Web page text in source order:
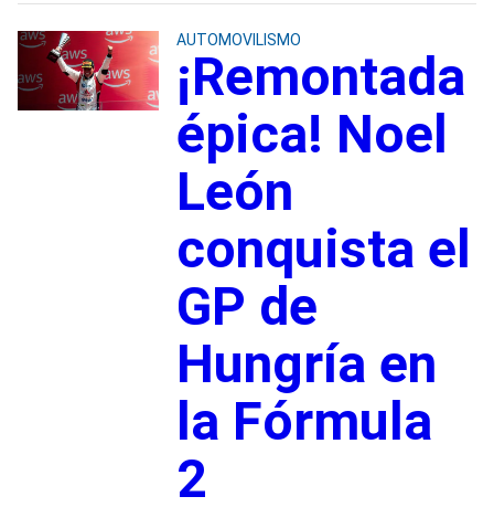
AUTOMOVILISMO
¡Remontada
épica! Noel
León
conquista el
GP de
Hungría en
la Fórmula
2